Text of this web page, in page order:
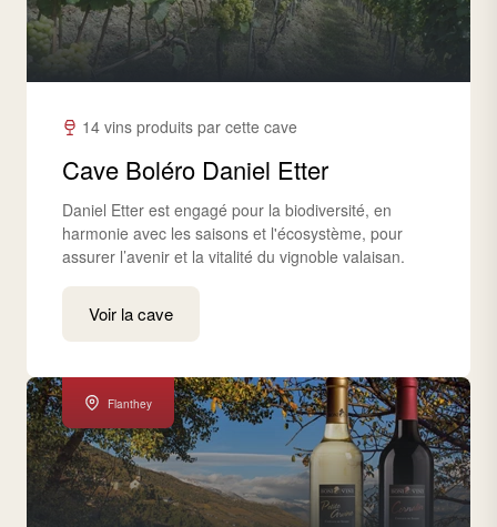
14 vins produits par cette cave
Cave Boléro Daniel Etter
Daniel Etter est engagé pour la biodiversité, en
harmonie avec les saisons et l'écosystème, pour
assurer l’avenir et la vitalité du vignoble valaisan.
Voir la cave
Flanthey